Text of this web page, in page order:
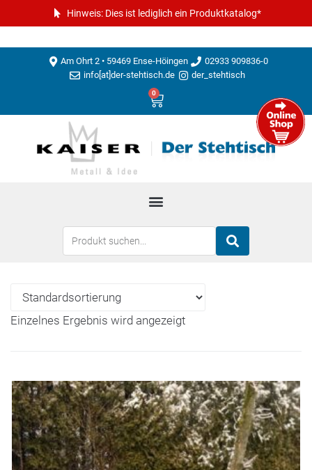
Hinweis: Dies ist lediglich ein Produktkatalog*
Am Ohrt 2 • 59469 Ense-Höingen
02933 909836-0
info[at]der-stehtisch.de
der_stehtisch
0
Einzelnes Ergebnis wird angezeigt